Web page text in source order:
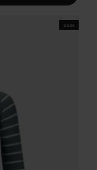
SS26